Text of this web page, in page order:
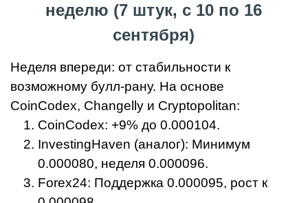
неделю (7 штук, с 10 по 16
сентября)
Неделя впереди: от стабильности к
возможному булл-рану. На основе
CoinCodex, Changelly и Cryptopolitan:
CoinCodex: +9% до 0.000104.
InvestingHaven (аналог): Минимум
0.000080, неделя 0.000096.
Forex24: Поддержка 0.000095, рост к